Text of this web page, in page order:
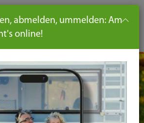
DE
abmelden, ummelden: Am
online!